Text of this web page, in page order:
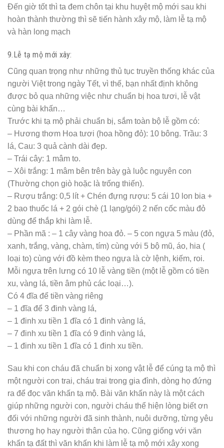
– Xếp các đồng tiền cổ (đồng trinh) vào trong đáy tiểu
– Trải giấy trang kim kín trong lòng tiểu (dán kín giấy trang
trang kim về sau trải lên trên. Để mặt kim quay vào trong
long tiểu.
– Trải vải áo bọc cốt lên trang kim, để mở rộng ra sau đó
xếp Xương Cốt thành hình lên vải áo. Có thể dùng một
mảnh vải gấp lại để kê dưới xương sọ cho mặt hướng lên
trên. Lưu ý phân biệt đầu và chân Tiểu, thường đầu có
hình Thọ tròn còn chân có hình Thọ vuông.
– Để thất bảo và lá vàng, bạc vào cùng xương cốt, rồi gấp
vải áo lại, để hở mặt của cốt.
– Đóng nắp Tiểu lại, trùm tấm vải gấm thêu hoa lên Tiểu rồi
đặt vào trong Quách. Đặt theo đúng chiều đầu và chân của
Quách.
– Sử dụng các nêm gỗ đã chuẩn bị sẵn để cố định chắc
chắn Tiểu trong Quách.
– Cho đá thạch anh ngũ sắc vào quanh tiểu, khe giữa tiểu
và quách. Có thể bớt lại 1/3 số đá Thạch Anh để về sau
cho vào trong Huyệt trước khi lấp đất.
– Cuối cùng cho hoa cúc khô hoặc nhài khô lên trên rồi
đóng nắp Quách lại.
8. Đặt và xây mộ:
Đến giờ tốt thì ta đem chôn tại khu huyệt mộ mới sau khi
hoàn thành thường thì sẽ tiến hành xây mộ, làm lễ tạ mộ
và hàn long mạch
9.Lễ tạ mộ mới xây: